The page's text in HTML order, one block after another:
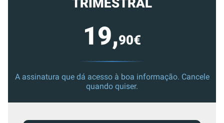
TRIMESTRAL
19,90€
A assinatura que dá acesso à boa informação. Cancele
quando quiser.